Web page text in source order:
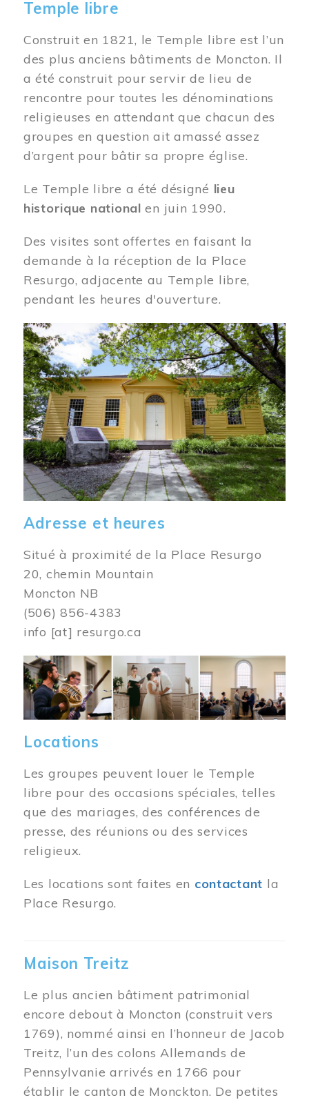
Temple libre
Construit en 1821, le Temple libre est l’un
des plus anciens bâtiments de Moncton. Il
a été construit pour servir de lieu de
rencontre pour toutes les dénominations
religieuses en attendant que chacun des
groupes en question ait amassé assez
d’argent pour bâtir sa propre église.
Le Temple libre a été désigné lieu
historique national en juin 1990.
Des visites sont offertes en faisant la
demande à la réception de la Place
Resurgo, adjacente au Temple libre,
pendant les heures d'ouverture.
Image
Adresse et heures
Situé à proximité de la Place Resurgo
20, chemin Mountain
Moncton NB
(506) 856-4383
info [at] resurgo.ca
Image
Locations
Les groupes peuvent louer le Temple
libre pour des occasions spéciales, telles
que des mariages, des conférences de
presse, des réunions ou des services
religieux.
Les locations sont faites en contactant la
Place Resurgo.
Maison Treitz
Le plus ancien bâtiment patrimonial
encore debout à Moncton (construit vers
1769), nommé ainsi en l’honneur de Jacob
Treitz, l’un des colons Allemands de
Pennsylvanie arrivés en 1766 pour
établir le canton de Monckton. De petites